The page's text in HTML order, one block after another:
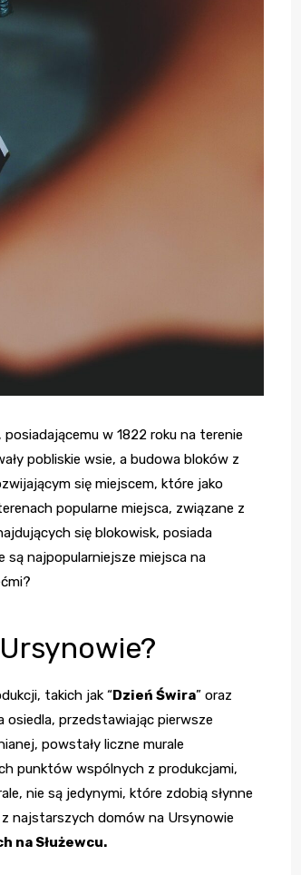
w 1822 roku na terenie
pobliskie wsie, a budowa bloków z
się miejscem, które jako
popularne miejsca, związane z
się blokowisk, posiada
najpopularniejsze miejsca na
takich jak “Dzień Świra” oraz
osiedla, przedstawiając pierwsze
powstały liczne murale
punktów wspólnych z produkcjami,
nie są jedynymi, które zdobią słynne
najstarszych domów na Ursynowie
na Służewcu.